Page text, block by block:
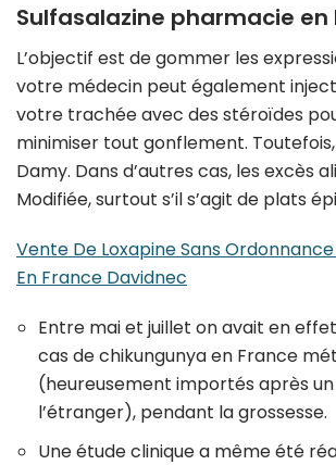
Sulfasalazine pharmacie en
L’objectif est de gommer les
votre médecin peut également
votre trachée avec des stéroïdes
minimiser tout gonflement.
Damy. Dans d’autres cas, les excès
Modifiée, surtout s’il s’agit de plats
Vente De Loxapine Sans
En France Davidnec
Entre mai et juillet on avait en
cas de chikungunya en France
(heureusement importés après un
l’étranger), pendant la grossesse.
Une étude clinique a même été